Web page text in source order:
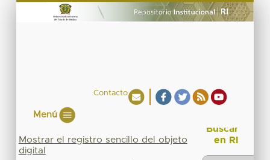
Contacto
Menú
Mostrar el registro sencillo del objeto
digital
Buscar
en RI